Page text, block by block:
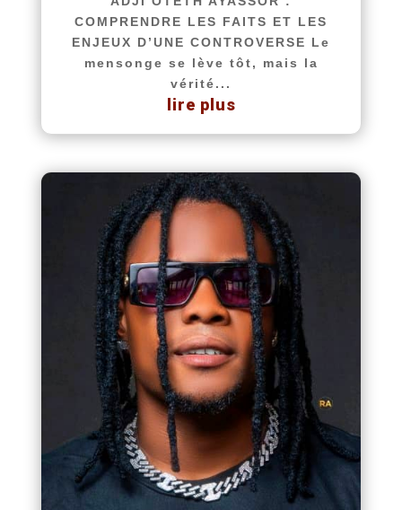
COMPRENDRE LES FAITS ET LES
ENJEUX D’UNE CONTROVERSE Le
mensonge se lève tôt, mais la
vérité...
lire plus